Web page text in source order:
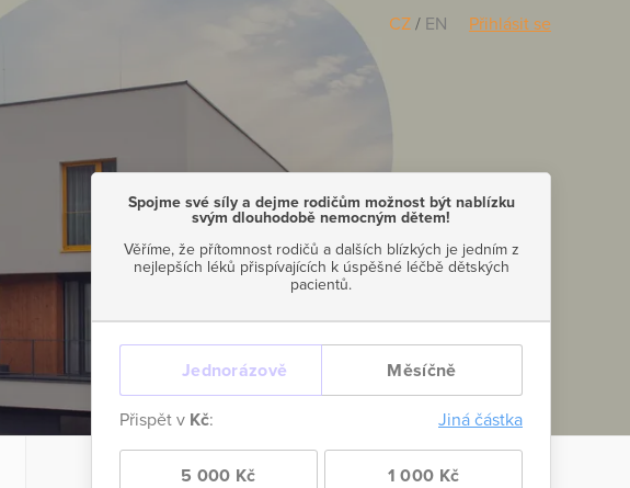
CZ / EN Přihlásit se
Spojme své síly a dejme rodičům možnost být nablízku
svým dlouhodobě nemocným dětem!
Věříme, že přítomnost rodičů a dalších blízkých je jedním z
nejlepších léků přispívajících k úspěšné léčbě dětských
pacientů.
Jednorázově Měsíčně
Přispět v Kč: Jiná částka
5 000 Kč 1 000 Kč